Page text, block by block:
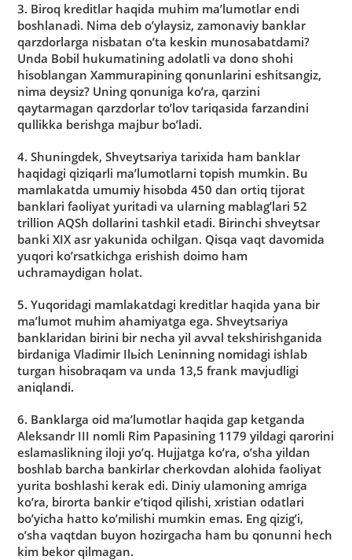
3. Biroq kreditlar haqida muhim maʼlumotlar endi
boshlanadi. Nima deb oʼylaysiz, zamonaviy banklar
qarzdorlarga nisbatan oʼta keskin munosabatdami?
Unda Bobil hukumatining adolatli va dono shohi
hisoblangan Xammurapining qonunlarini eshitsangiz,
nima deysiz? Uning qonuniga koʼra, qarzini
qaytarmagan qarzdorlar toʼlov tariqasida farzandini
qullikka berishga majbur boʼladi.
4. Shuningdek, Shveytsariya tarixida ham banklar
haqidagi qiziqarli maʼlumotlarni topish mumkin. Bu
mamlakatda umumiy hisobda 450 dan ortiq tijorat
banklari faoliyat yuritadi va ularning mablagʼlari 52
trillion АQSh dollarini tashkil etadi. Birinchi shveytsar
banki XIX asr yakunida ochilgan. Qisqa vaqt davomida
yuqori koʼrsatkichga erishish doimo ham
uchramaydigan holat.
5. Yuqoridagi mamlakatdagi kreditlar haqida yana bir
maʼlumot muhim ahamiyatga ega. Shveytsariya
banklaridan birini bir necha yil avval tekshirishganida
birdaniga Vladimir Ilьich Leninning nomidagi ishlab
turgan hisobraqam va unda 13,5 frank mavjudligi
aniqlandi.
6. Banklarga oid maʼlumotlar haqida gap ketganda
Аleksandr III nomli Rim Papasining 1179 yildagi qarorini
eslamaslikning iloji yoʼq. Hujjatga koʼra, oʼsha yildan
boshlab barcha bankirlar cherkovdan alohida faoliyat
yurita boshlashi kerak edi. Diniy ulamoning amriga
koʼra, birorta bankir eʼtiqod qilishi, xristian odatlari
boʼyicha hatto koʼmilishi mumkin emas. Eng qizigʼi,
oʼsha vaqtdan buyon hozirgacha ham bu qonunni hech
kim bekor qilmagan.